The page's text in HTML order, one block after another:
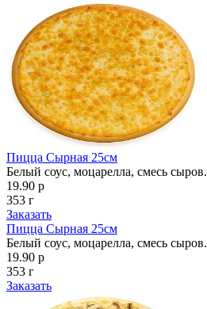
Пицца Сырная 25см
Белый соус, моцарелла, смесь сыров.
19.90 р
353 г
Заказать
Пицца Сырная 25см
Белый соус, моцарелла, смесь сыров.
19.90 р
353 г
Заказать